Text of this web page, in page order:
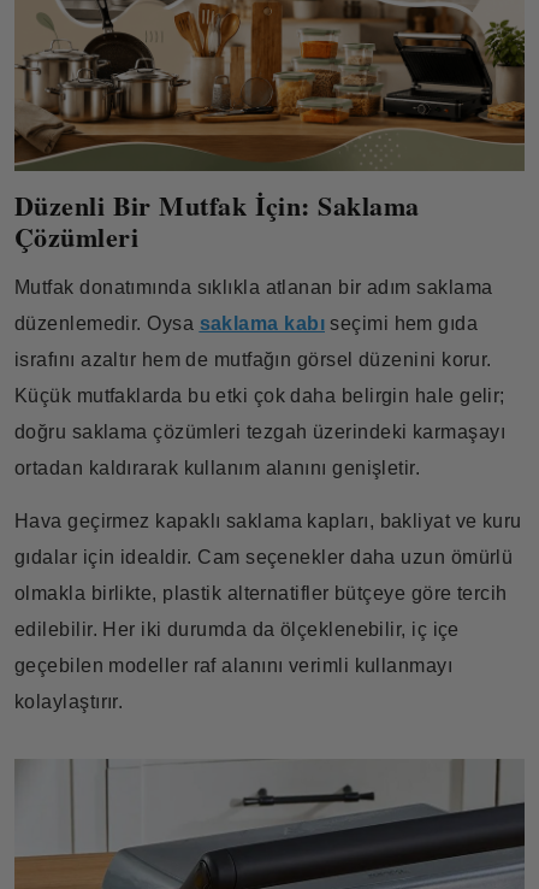
Düzenli Bir Mutfak İçin: Saklama
Çözümleri
Mutfak donatımında sıklıkla atlanan bir adım saklama
düzenlemedir. Oysa saklama kabıseçimi hem gıda
israfını azaltır hem de mutfağın görsel düzenini korur.
Küçük mutfaklarda bu etki çok daha belirgin hale gelir;
doğru saklama çözümleri tezgah üzerindeki karmaşayı
ortadan kaldırarak kullanım alanını genişletir.
Hava geçirmez kapaklı saklama kapları, bakliyat ve kuru
gıdalar için idealdir. Cam seçenekler daha uzun ömürlü
olmakla birlikte, plastik alternatifler bütçeye göre tercih
edilebilir. Her iki durumda da ölçeklenebilir, iç içe
geçebilen modeller raf alanını verimli kullanmayı
kolaylaştırır.